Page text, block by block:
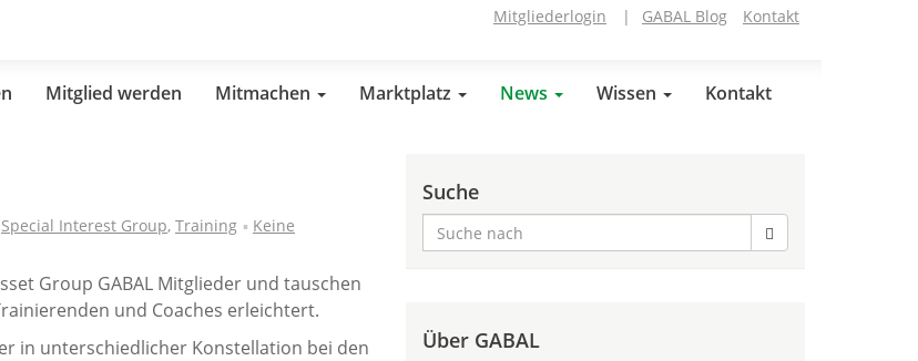
Mitgliederlogin | GABAL Blog Kontakt
Mitglied werden Mitmachen Marktplatz News Wissen Kontakt
Special Interest Group, Training
Keine
Group GABAL Mitglieder und tauschen
und Coaches erleichtert.
in unterschiedlicher Konstellation bei den
Suche
Über GABAL